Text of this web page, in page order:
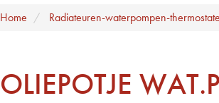
Home Radiateuren-waterpompen-
OLIEPOTJE